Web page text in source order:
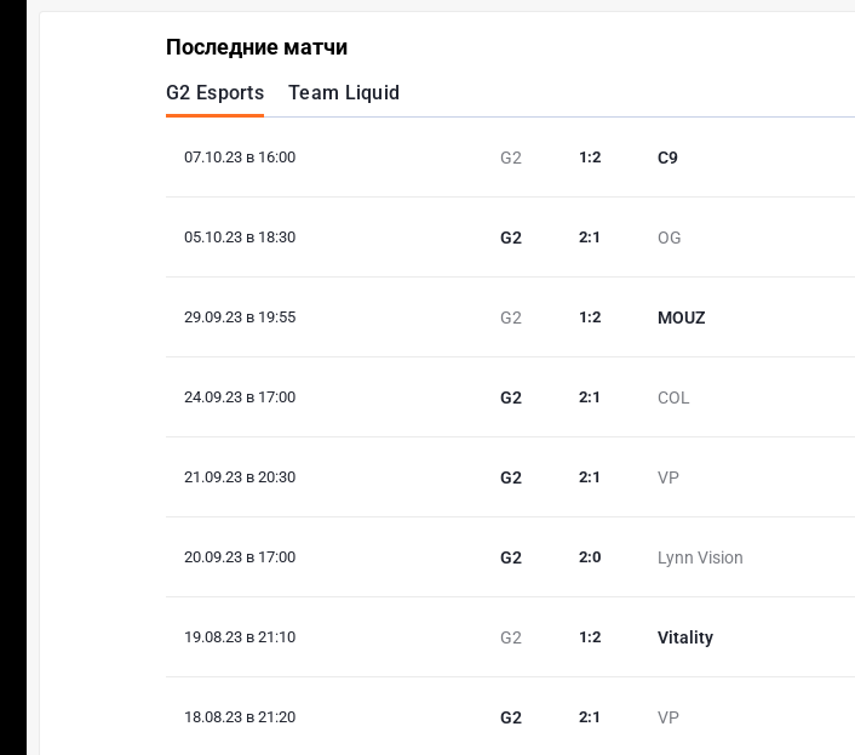
Последние матчи
G2 Esports Team Liquid
07.10.23 в 16:00 G2 C9
1 :2
05.10.23 в 18:30 G2 OG
2:1
29.09.23 в 19:55 G2 MOUZ
1 :2
24.09.23 в 17:00 G2 COL
2:1
21.09.23 в 20:30 G2 VP
2:1
20.09.23 в 17:00 G2 Lynn Vision
2:0
19.08.23 в 21:10 G2 Vitality
1 :2
18.08.23 в 21:20 G2 VP
2:1